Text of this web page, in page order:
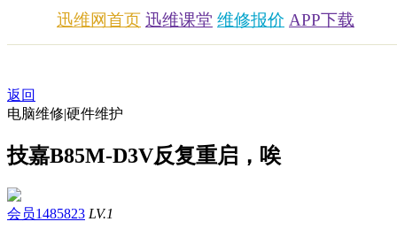
迅维网首页 迅维课堂 维修报价 APP下载
返回
电脑维修|硬件维护
技嘉B85M-D3V反复重启，唉
会员1485823 LV.1